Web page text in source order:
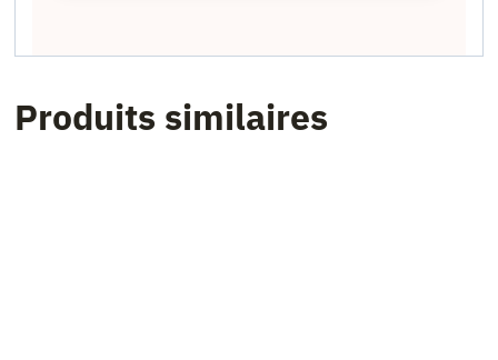
Produits similaires